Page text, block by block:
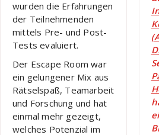
wurden die Erfahrungen
der Teilnehmenden
mittels Pre- und Post-
Tests evaluiert.
Der Escape Room war
ein gelungener Mix aus
Rätselspaß, Teamarbeit
und Forschung und hat
einmal mehr gezeigt,
welches Potenzial im